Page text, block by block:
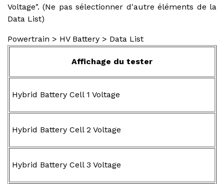
Voltage". (Ne pas sélectionner d'autre éléments de la
Data List)
Powertrain > HV Battery > Data List
Affichage du tester
Hybrid Battery Cell 1 Voltage
Hybrid Battery Cell 2 Voltage
Hybrid Battery Cell 3 Voltage